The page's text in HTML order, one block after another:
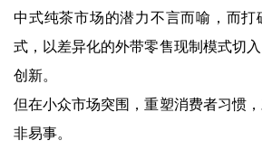
中式纯茶市场的潜力不言而喻，而打
式，以差异化的外带零售现制模式切
创新。
但在小众市场突围，重塑消费者习惯
非易事。